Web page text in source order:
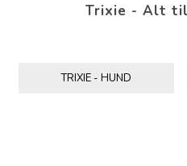
Trixie - Alt
TRIXIE - HUND